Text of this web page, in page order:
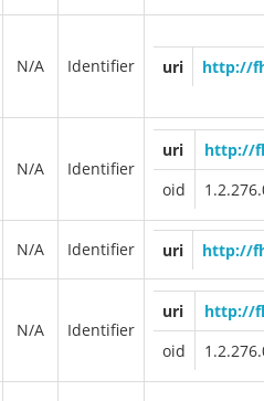
N/A Identifier uri http://
N/A Identifier
uri
http://
oid
N/A Identifier uri http://
N/A Identifier
uri
http://
oid